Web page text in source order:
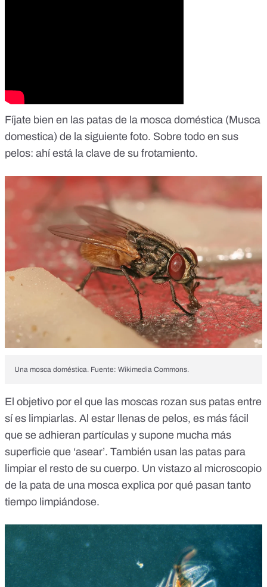
Fíjate bien en las patas de la mosca doméstica (Musca
domestica) de la siguiente foto. Sobre todo en sus
pelos: ahí está la clave de su frotamiento.
Una mosca doméstica. Fuente: Wikimedia Commons.
El objetivo por el que las moscas rozan sus patas entre
sí es limpiarlas. Al estar llenas de pelos, es más fácil
que se adhieran partículas y supone mucha más
superficie que ‘asear’. También usan las patas para
limpiar el resto de su cuerpo. Un vistazo al microscopio
de la pata de una mosca explica por qué pasan tanto
tiempo limpiándose.